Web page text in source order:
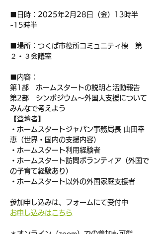
■日時：2025年2月28日（金）13時半
~15時半
■場所：つくば市役所コミュニティ棟　第
２・３会議室
■内容：
第1部　ホームスタートの説明と活動報告
第2部　シンポジウム～外国人支援について
みんなで考えよう
【登壇者】
・ホームスタートジャパン事務局長 山田幸
恵（世界・国内の支援内容）
・ホームスタート利用経験者
・ホームスタート訪問ボランティア（外国で
の子育て経験あり）
・ホームスタート以外の外国家庭支援者
参加申し込みは、フォームにて受付中
お申し込みはこちら